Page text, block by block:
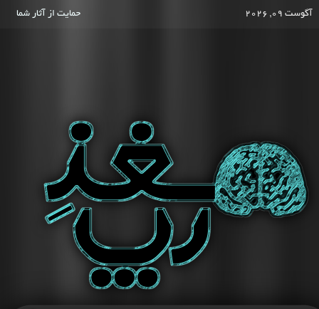
آگوست 09, 2026 حمایت از آثار شما